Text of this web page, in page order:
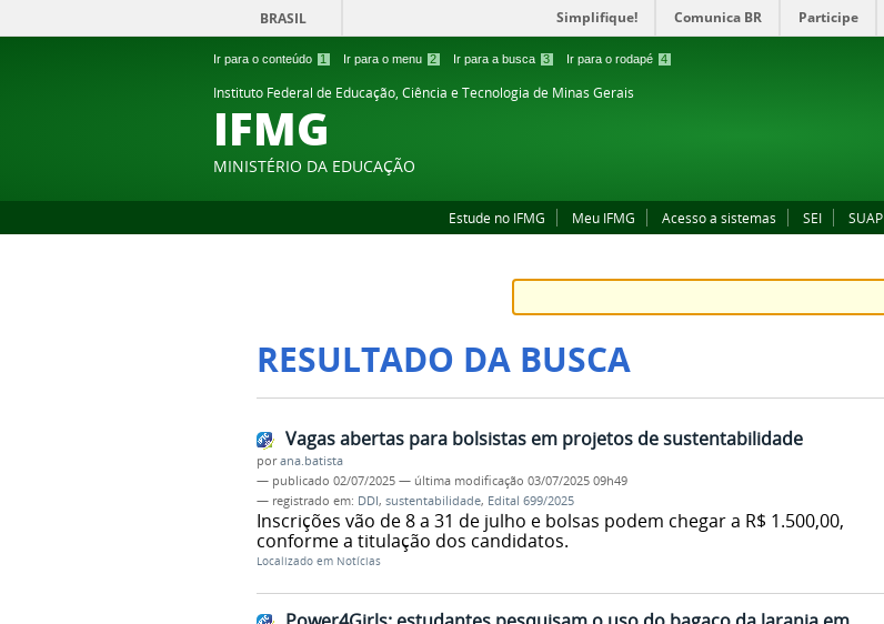
Ir para o conteúdo 1 Ir para o menu 2 Ir para a busca 3 Ir para o rodapé 4
BRASIL Simplifique! Comunica BR Participe
Instituto Federal de Educação, Ciência e Tecnologia de Minas Gerais
IFMG
MINISTÉRIO DA EDUCAÇÃO
Estude no IFMG Meu IFMG Acesso a sistemas SEI SUAP
RESULTADO DA BUSCA
Vagas abertas para bolsistas em projetos de sustentabilidade
porana.batista
— publicado 02/07/2025 — última modificação 03/07/2025 09h49
— registrado em: DDI, sustentabilidade, Edital 699/2025
Inscrições vão de 8 a 31 de julho e bolsas podem chegar a R$ 1.500,00,
conforme a titulação dos candidatos.
Localizado em Notícias